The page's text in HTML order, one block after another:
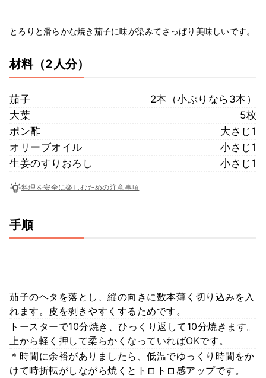
とろりと滑らかな焼き茄子に味が染みてさっぱり美味しいです。
材料（2人分）
茄子
2本（小ぶりなら3本）
大葉
5枚
ポン酢
大さじ1
オリーブオイル
小さじ1
生姜のすりおろし
小さじ1
料理を安全に楽しむための注意事項
手順
茄子のヘタを落とし、縦の向きに数本薄く切り込みを入
れます。皮を剥きやすくするためです。
トースターで10分焼き、ひっくり返して10分焼きます。
上から軽く押して柔らかくなっていればOKです。
＊時間に余裕がありましたら、低温でゆっくり時間をか
けて時折転がしながら焼くとトロトロ感アップです。